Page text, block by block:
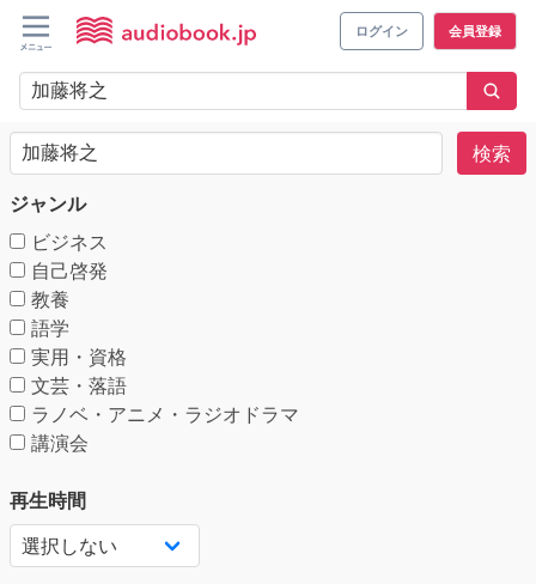
ログイン 会員登録
検索
ジャンル
ビジネス
自己啓発
教養
語学
実用・資格
文芸・落語
ラノベ・アニメ・ラジオドラマ
講演会
再生時間